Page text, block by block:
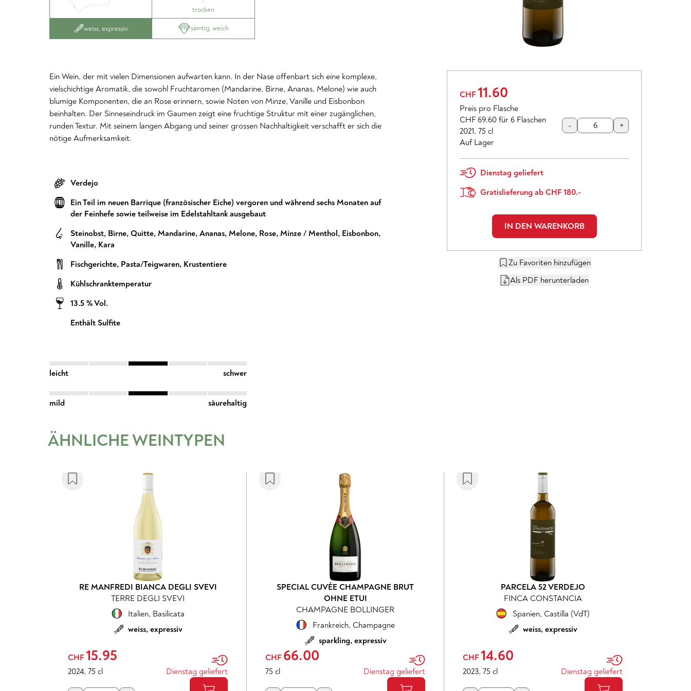
trocken
weiss, expressiv samtig, weich
CHF 11.60
Preis pro Flasche
CHF 69.60 für 6 Flaschen
2021,75 cl
Auf Lager
- +
Dienstag geliefert
Gratislieferung ab CHF 180.-
IN DEN WARENKORB
Zu Favoriten hinzufügen
Als PDF herunterladen
Ein Wein, der mit vielen Dimensionen aufwarten kann. In der Nase offenbart sich eine komplexe,
vielschichtige Aromatik, die sowohl Fruchtaromen (Mandarine, Birne, Ananas, Melone) wie auch
blumige Komponenten, die an Rose erinnern, sowie Noten von Minze, Vanille und Eisbonbon
beinhalten. Der Sinneseindruck im Gaumen zeigt eine fruchtige Struktur mit einer zugänglichen,
runden Textur. Mit seinem langen Abgang und seiner grossen Nachhaltigkeit verschafft er sich die
nötige Aufmerksamkeit.
Verdejo
Ein Teil im neuen Barrique (französischer Eiche) vergoren und während sechs Monaten auf
der Feinhefe sowie teilweise im Edelstahltank ausgebaut
Steinobst, Birne, Quitte, Mandarine, Ananas, Melone, Rose, Minze / Menthol, Eisbonbon,
Vanille, Kara
Fischgerichte, Pasta/Teigwaren, Krustentiere
Kühlschranktemperatur
13.5 % Vol.
Enthält Sulfite
leicht schwer
mild säurehaltig
ÄHNLICHE WEINTYPEN
RE MANFREDI BIANCA DEGLI SVEVI
TERRE DEGLI SVEVI
Italien, Basilicata
weiss, expressiv
CHF 15.95
2024, 75 cl Dienstag geliefert
SPECIAL CUVÉE CHAMPAGNE BRUT
OHNE ETUI
CHAMPAGNE BOLLINGER
Frankreich, Champagne
sparkling, expressiv
CHF 66.00
75 cl Dienstag geliefert
PARCELA 52 VERDEJO
FINCA CONSTANCIA
Spanien, Castilla (VdT)
weiss, expressiv
CHF 14.60
2023, 75 cl Dienstag geliefert